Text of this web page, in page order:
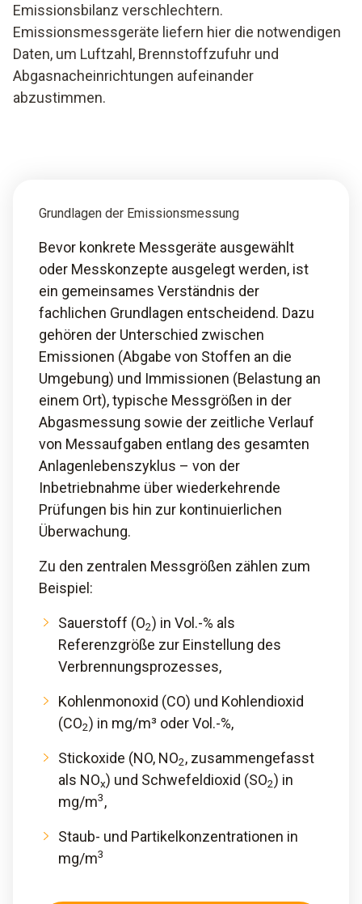
Emissionsbilanz verschlechtern.
Emissionsmessgeräte liefern hier die notwendigen
Daten, um Luftzahl, Brennstoffzufuhr und
Abgasnacheinrichtungen aufeinander
abzustimmen.
Grundlagen der Emissionsmessung
Bevor konkrete Messgeräte ausgewählt
oder Messkonzepte ausgelegt werden, ist
ein gemeinsames Verständnis der
fachlichen Grundlagen entscheidend. Dazu
gehören der Unterschied zwischen
Emissionen (Abgabe von Stoffen an die
Umgebung) und Immissionen (Belastung an
einem Ort), typische Messgrößen in der
Abgasmessung sowie der zeitliche Verlauf
von Messaufgaben entlang des gesamten
Anlagenlebenszyklus – von der
Inbetriebnahme über wiederkehrende
Prüfungen bis hin zur kontinuierlichen
Überwachung.
Zu den zentralen Messgrößen zählen zum
Beispiel:
Sauerstoff (O2) in Vol.-% als
Referenzgröße zur Einstellung des
Verbrennungsprozesses,
Kohlenmonoxid (CO) und Kohlendioxid
(CO2) in mg/m³ oder Vol.-%,
Stickoxide (NO, NO2, zusammengefasst
als NOx) und Schwefeldioxid (SO2) in
mg/m3,
Staub- und Partikelkonzentrationen in
mg/m3